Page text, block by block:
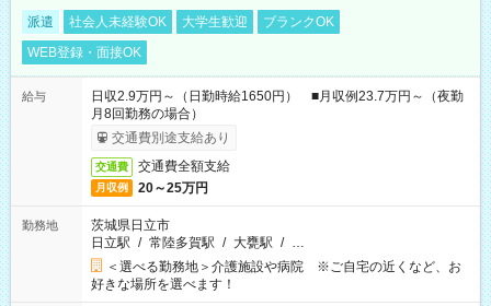
派遣 社会人未経験OK 大学生歓迎
ブランクOK
WEB登録・面接OK
給与
日収2.9万円～（日勤時給1650円） ■月収例23.7万円～（夜勤
月8回勤務の場合）
交通費別途支給あり
交通費 交通費全額支給
月収例 20～25万円
勤務地
茨城県日立市
日立駅 / 常陸多賀駅 / 大甕駅 / …
＜選べる勤務地＞介護施設や病院 ※ご自宅の近くなど、お
好きな場所を選べます！